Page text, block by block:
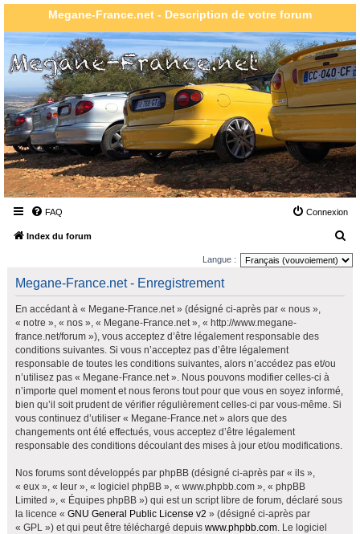
Megane-France.net - Description de votre forum
FAQ Connexion
Index du forum
e
Langue :
Megane-France.net - Enregistrement
En accédant à « Megane-France.net » (désigné ci-après par « nous »,
« notre », « nos », « Megane-France.net », « http://www.megane-
france.net/forum »), vous acceptez d’être légalement responsable des
conditions suivantes. Si vous n’acceptez pas d’être légalement
responsable de toutes les conditions suivantes, alors n’accédez pas et/ou
n’utilisez pas « Megane-France.net ». Nous pouvons modifier celles-ci à
n’importe quel moment et nous ferons tout pour que vous en soyez informé,
bien qu’il soit prudent de vérifier régulièrement celles-ci par vous-même. Si
vous continuez d’utiliser « Megane-France.net » alors que des
changements ont été effectués, vous acceptez d’être légalement
responsable des conditions découlant des mises à jour et/ou modifications.
Nos forums sont développés par phpBB (désigné ci-après par « ils »,
« eux », « leur », « logiciel phpBB », « www.phpbb.com », « phpBB
Limited », « Équipes phpBB ») qui est un script libre de forum, déclaré sous
la licence « GNU General Public License v2 » (désigné ci-après par
« GPL ») et qui peut être téléchargé depuis www.phpbb.com. Le logiciel